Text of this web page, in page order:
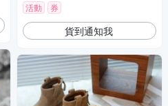
活動 券
貨到通知我